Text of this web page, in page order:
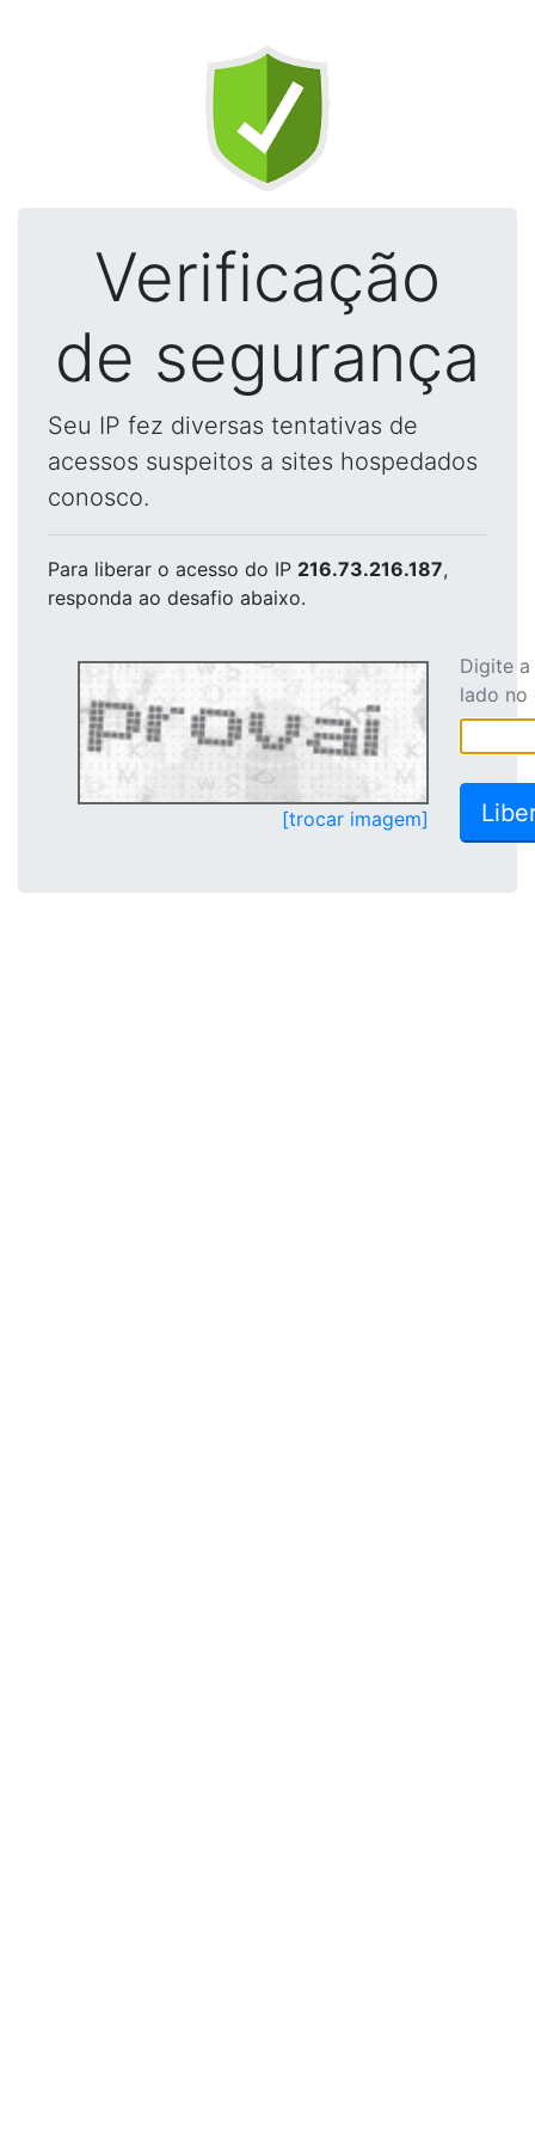
Verificação
de segurança
Seu IP fez diversas tentativas de
acessos suspeitos a sites hospedados
conosco.
Para liberar o acesso do IP 216.73.216.187,
responda ao desafio abaixo.
[trocar imagem]
Digite
lado no